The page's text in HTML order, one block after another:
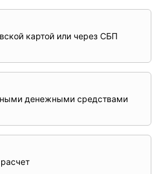
картой или через СБП
денежными средствами